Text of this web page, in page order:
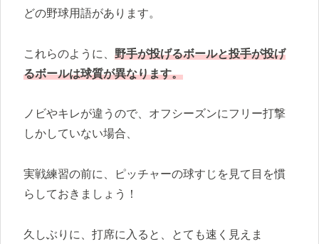
どの野球用語があります。
これらのように、 野手が投げるボールと投手が投げ
るボールは球質が異なります。
ノビやキレが違うので、オフシーズンにフリー打撃
しかしていない場合、
実戦練習の前に、ピッチャーの球すじを見て目を慣
らしておきましょう！
久しぶりに、打席に入ると、とても速く見えま